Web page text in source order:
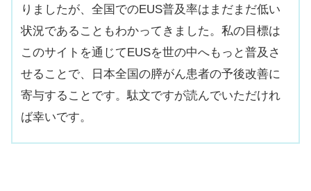
りましたが、全国でのEUS普及率はまだまだ低い
状況であることもわかってきました。私の目標は
このサイトを通じてEUSを世の中へもっと普及さ
せることで、日本全国の膵がん患者の予後改善に
寄与することです。駄文ですが読んでいただけれ
ば幸いです。